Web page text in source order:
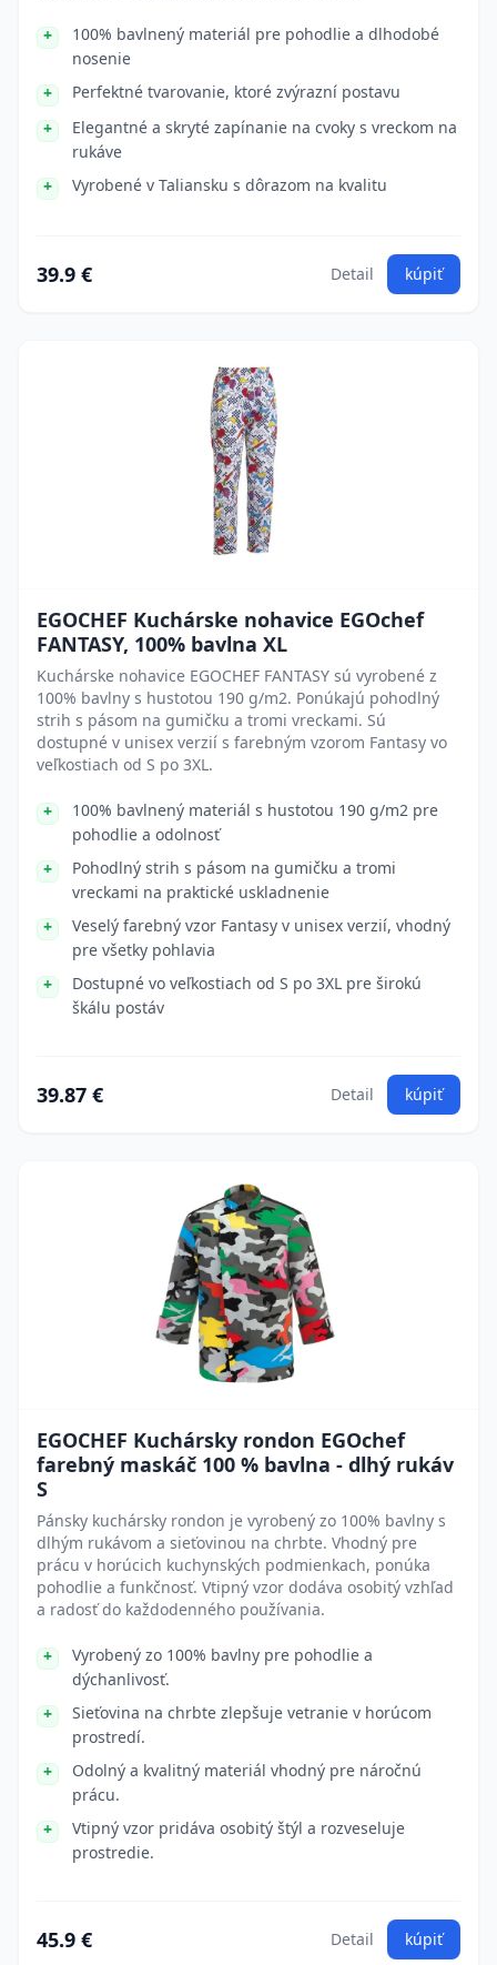
100% bavlnený materiál pre pohodlie a dlhodobé
nosenie
Perfektné tvarovanie, ktoré zvýrazní postavu
Elegantné a skryté zapínanie na cvoky s vreckom na
rukáve
Vyrobené v Taliansku s dôrazom na kvalitu
39.9 € Detail kúpiť
EGOCHEF Kuchárske nohavice EGOchef
FANTASY, 100% bavlna XL
Kuchárske nohavice EGOCHEF FANTASY sú vyrobené z
100% bavlny s hustotou 190 g/m2. Ponúkajú pohodlný
strih s pásom na gumičku a tromi vreckami. Sú
dostupné v unisex verzií s farebným vzorom Fantasy vo
veľkostiach od S po 3XL.
100% bavlnený materiál s hustotou 190 g/m2 pre
pohodlie a odolnosť
Pohodlný strih s pásom na gumičku a tromi
vreckami na praktické uskladnenie
Veselý farebný vzor Fantasy v unisex verzií, vhodný
pre všetky pohlavia
Dostupné vo veľkostiach od S po 3XL pre širokú
škálu postáv
39.87 € Detail kúpiť
EGOCHEF Kuchársky rondon EGOchef
farebný maskáč 100 % bavlna - dlhý rukáv
S
Pánsky kuchársky rondon je vyrobený zo 100% bavlny s
dlhým rukávom a sieťovinou na chrbte. Vhodný pre
prácu v horúcich kuchynských podmienkach, ponúka
pohodlie a funkčnosť. Vtipný vzor dodáva osobitý vzhľad
a radosť do každodenného používania.
Vyrobený zo 100% bavlny pre pohodlie a
dýchanlivosť.
Sieťovina na chrbte zlepšuje vetranie v horúcom
prostredí.
Odolný a kvalitný materiál vhodný pre náročnú
prácu.
Vtipný vzor pridáva osobitý štýl a rozveseluje
prostredie.
45.9 € Detail kúpiť